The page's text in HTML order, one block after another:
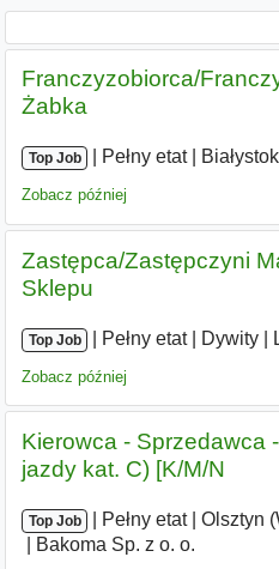
Franczyzobiorca/
Żabka
Top Job Pełny etat| Białystok
Zobacz później
Zastępca/Zastępczyni
Sklepu
Top Job Pełny etat| Dywity
Zobacz później
Kierowca - Sprzedawca
jazdy kat. C) [K/M/N
Top Job Pełny etat| Olsztyn
Bakoma Sp. z o. o.